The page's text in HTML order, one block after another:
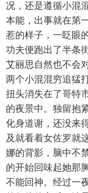
况，还是遵循小混
本能，出事就在第
惹的样子，一眨眼
功夫便跑出了半条
艾丽思自然也不会
两个小混混穷追猛
扭头消失在了哥特
的夜景中。独留抱
化身道谢，还没来
及就看着女佐罗就
娜的背影，脑中不
的开始回味起她那
不能回神。经过一